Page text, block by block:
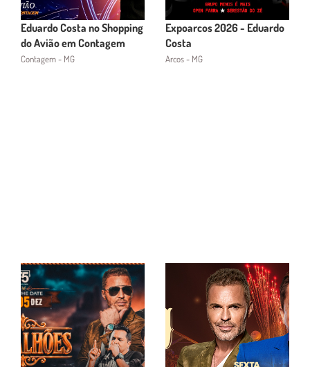
Eduardo Costa no Shopping
do Avião em Contagem
Contagem - MG
Expoarcos 2026 - Eduardo
Costa
Arcos - MG